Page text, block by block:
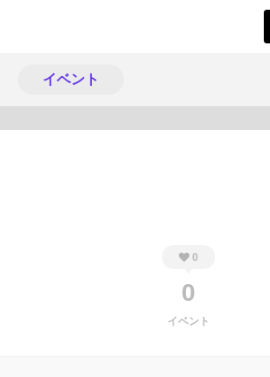
イベント
0
0
イベント